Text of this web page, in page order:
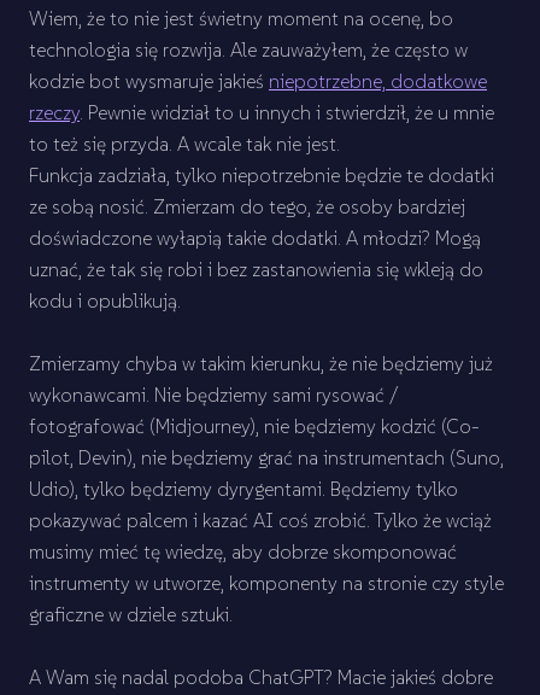
Wiem, że to nie jest świetny moment na ocenę, bo
technologia się rozwija. Ale zauważyłem, że często w
kodzie bot wysmaruje jakieś niepotrzebne, dodatkowe
rzeczy. Pewnie widział to u innych i stwierdził, że u mnie
to też się przyda. A wcale tak nie jest.
Funkcja zadziała, tylko niepotrzebnie będzie te dodatki
ze sobą nosić. Zmierzam do tego, że osoby bardziej
doświadczone wyłapią takie dodatki. A młodzi? Mogą
uznać, że tak się robi i bez zastanowienia się wkleją do
kodu i opublikują.
Zmierzamy chyba w takim kierunku, że nie będziemy już
wykonawcami. Nie będziemy sami rysować /
fotografować (Midjourney), nie będziemy kodzić (Co-
pilot, Devin), nie będziemy grać na instrumentach (Suno,
Udio), tylko będziemy dyrygentami. Będziemy tylko
pokazywać palcem i kazać AI coś zrobić. Tylko że wciąż
musimy mieć tę wiedzę, aby dobrze skomponować
instrumenty w utworze, komponenty na stronie czy style
graficzne w dziele sztuki.
A Wam się nadal podoba ChatGPT? Macie jakieś dobre